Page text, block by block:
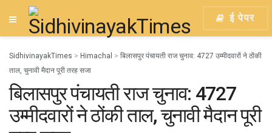
ई पेपर
SidhivinayakTimes > Himachal > बिलासपुर पंचायती राज चुनाव: 4727 उम्मीदवारों ने ठोंकी
ताल, चुनावी मैदान पूरी तरह सजा
बिलासपुर पंचायती राज चुनाव: 4727
उम्मीदवारों ने ठोंकी ताल, चुनावी मैदान पूरी